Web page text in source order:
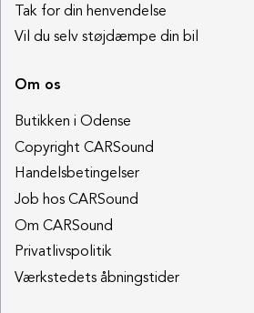
Tak for din henvendelse
Vil du selv støjdæmpe din bil
Om os
Butikken i Odense
Copyright CARSound
Handelsbetingelser
Job hos CARSound
Om CARSound
Privatlivspolitik
Værkstedets åbningstider